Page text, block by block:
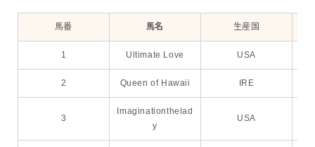
馬番 馬名 生産国
1 Ultimate Love USA
2 Queen of Hawaii IRE
3
Imaginationthelad
y
USA